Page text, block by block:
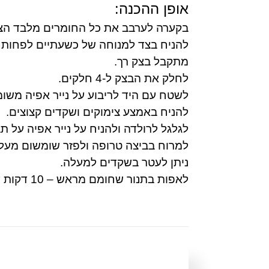
אופן ההכנה:
בקערה לערבב את כל החומרים מלבד
להניח בצד למנוחה של כשעתיים לפחות
מתקבל בצק רך.
לחלק את הבצק ל-4 חלקים.
לשטח עם היד לריבוע על נייר אפיה
להניח באמצע צימוקים ושקדים קצוצים.
לגלגל לרולדה ולהניח על נייר אפיה על
למרוח בביצה טרופה ולפזר שומשום
ניתן לעטר בשקדים למעלה.
לאפות בתנור שחומם מראש – 10 דקות על 180 מעלות ועוד 40 דקות על 150 מעלות.